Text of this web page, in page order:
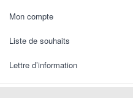
Mon compte
Liste de souhaits
Lettre d’information